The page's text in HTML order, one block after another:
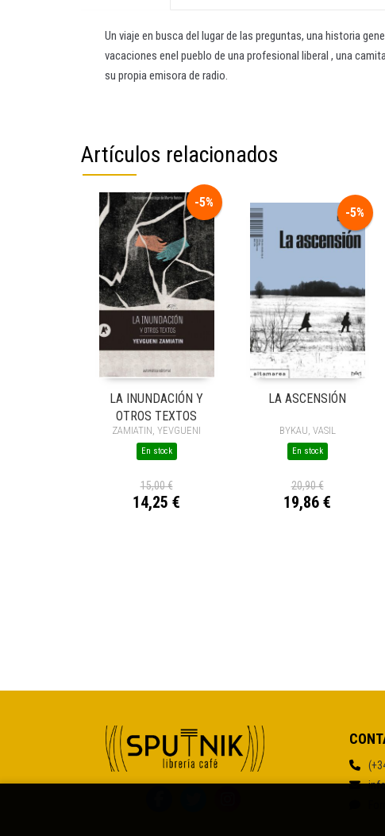
Un viaje en busca del lugar de las preguntas, una historia
vacaciones enel pueblo de una profesional liberal , una
su propia emisora de radio.
Artículos relacionados
-5%
LA INUNDACIÓN Y
OTROS TEXTOS
ZAMIATIN, YEVGUENI
En stock
15,00 €
14,25 €
-5%
LA ASCENSIÓN
BYKAU, VASIL
En stock
20,90 €
19,86 €